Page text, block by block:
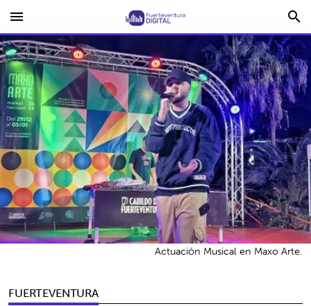
menu search
FUERTEVENTURA
Actuación Musical en Maxo Arte.